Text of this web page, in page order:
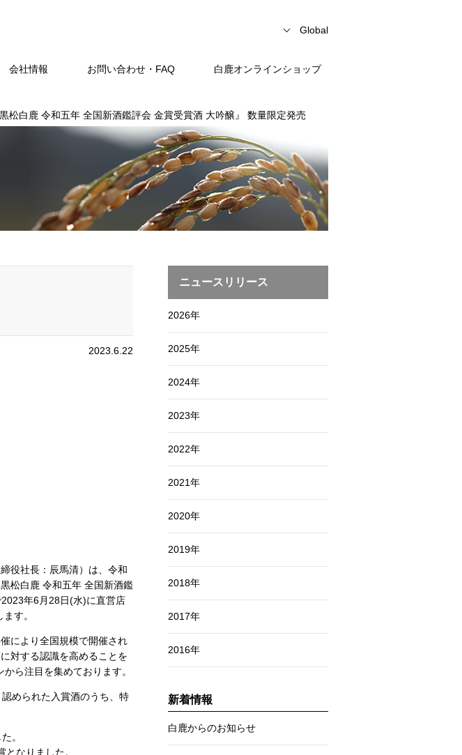
Global
会社情報 お問い合わせ・FAQ 白鹿オンラインショップ
松白鹿 令和五年 全国新酒鑑評会 金賞受賞酒 大吟醸』 数量限定発売
2023.6.22
役社長：辰馬清）は、令和
松白鹿 令和五年 全国新酒鑑
年6月28日(水)に直営店
す。
により全国規模で開催され
対する認識を高めることを
ら注目を集めております。
められた入賞酒のうち、特
。
なりました。
ニュースリリース
2026年
2025年
2024年
2023年
2022年
2021年
2020年
2019年
2018年
2017年
2016年
新着情報
白鹿からのお知らせ